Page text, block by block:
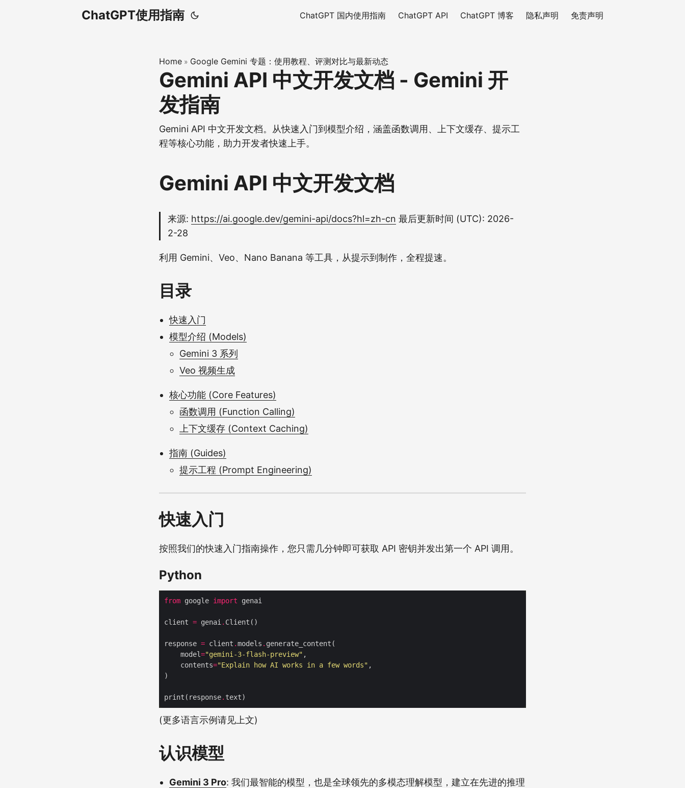
ChatGPT使用指南 ChatGPT 国内使用指南 ChatGPT API ChatGPT 博客 隐私声明 免责声明
Home » Google Gemini 专题：使用教程、评测对比与最新动态
Gemini API 中文开发文档 - Gemini 开
发指南
Gemini API 中文开发文档。从快速入门到模型介绍，涵盖函数调用、上下文缓存、提示工
程等核心功能，助力开发者快速上手。
Gemini API 中文开发文档
来源: https://ai.google.dev/gemini-api/docs?hl=zh-cn 最后更新时间 (UTC): 2026-
2-28
利用 Gemini、Veo、Nano Banana 等工具，从提示到制作，全程提速。
目录
快速入门
模型介绍 (Models)
Gemini 3 系列
Veo 视频生成
核心功能 (Core Features)
函数调用 (Function Calling)
上下文缓存 (Context Caching)
指南 (Guides)
提示工程 (Prompt Engineering)
快速入门
按照我们的快速入门指南操作，您只需几分钟即可获取 API 密钥并发出第一个 API 调用。
Python
from google import
client = genai .
response = client .models .
    model
="gemini-3-flash-preview"
    contents
="Explain how AI works in a few words"
print(response.
(更多语言示例请见上文)
认识模型
Gemini 3 Pro: 我们最智能的模型，也是全球领先的多模态理解模型，建立在先进的推理